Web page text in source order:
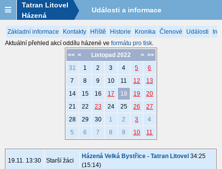
Tatran Litovel
Házená
Události a informace
Základní informace Kontakty Hřiště Historie Kronika Členové Události
Aktuální přehled akcí oddílu házené ve formátu pro tisk.
<< < > >>
Listopad 2022
31
1 2 3 4 5
6
7
8 9 10 11 12
13
14
15 16 17 18 19
20
21
22 23 24 25 26
27
28
29 30 1 2 3
4
5
6 7 8 9 10 11
19.11. 13:30 Starší žáci
Házená Velká Bystřice - Tatran Litovel 34:25
(15:14)